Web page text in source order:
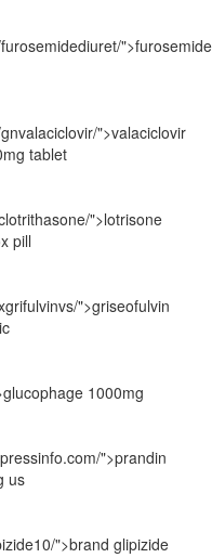
">furosemide
">valaciclovir
tablet
">lotrisone
pill
">griseofulvin
1000mg
">prandin
us
">brand glipizide